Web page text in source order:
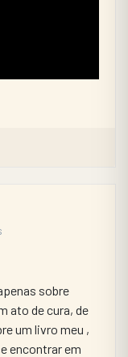
sobre
ato de cura, de
um livro meu ,
encontrar em